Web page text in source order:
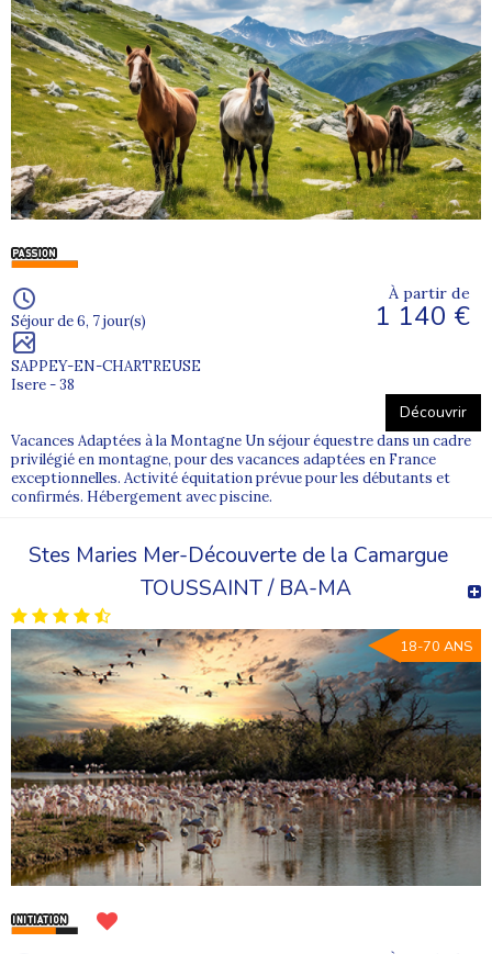
Séjour de 6, 7 jour(s)
SAPPEY-EN-CHARTREUSE
Isere - 38
À partir de
1 140 €
Découvrir
Vacances Adaptées à la Montagne Un séjour équestre dans un cadre
privilégié en montagne, pour des vacances adaptées en France
exceptionnelles. Activité équitation prévue pour les débutants et
confirmés. Hébergement avec piscine.
Stes Maries Mer-Découverte de la Camargue
TOUSSAINT / BA-MA
18-70 ANS